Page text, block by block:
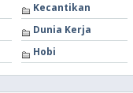
Kecantikan
Dunia Kerja
Hobi